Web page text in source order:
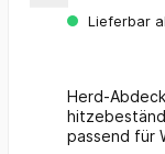
Lieferbar
Herd-
passend für